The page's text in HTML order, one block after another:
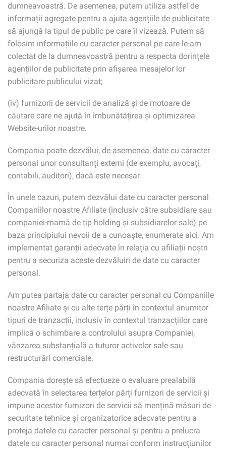
dumneavoastră. De asemenea, putem utiliza astfel de
informații agregate pentru a ajuta agențiile de publicitate
să ajungă la tipul de public pe care îl vizează. Putem să
folosim informațiile cu caracter personal pe care le-am
colectat de la dumneavoastră pentru a respecta dorințele
agențiilor de publicitate prin afișarea mesajelor lor
publicitare publicului vizat;
(iv) furnizorii de servicii de analiză și de motoare de
căutare care ne ajută în îmbunătățirea și optimizarea
Website-urilor noastre.
Compania poate dezvălui, de asemenea, date cu caracter
personal unor consultanți externi (de exemplu, avocați,
contabili, auditori), dacă este necesar.
În unele cazuri, putem dezvălui date cu caracter personal
Companiilor noastre Afiliate (inclusiv către subsidiare sau
companiei-mamă de tip holding și subsidiarelor sale) pe
baza principiului nevoii de a cunoaște, enumerate aici. Am
implementat garanții adecvate în relația cu afiliații noștri
pentru a securiza aceste dezvăluiri de date cu caracter
personal.
Am putea partaja date cu caracter personal cu Companiile
noastre Afiliate și cu alte terțe părți în contextul anumitor
tipuri de tranzacții, inclusiv în contextul tranzacțiilor care
implică o schimbare a controlului asupra Companiei,
vânzarea substanțială a tuturor activelor sale sau
restructurări comerciale.
Compania dorește să efectueze o evaluare prealabilă
adecvată în selectarea terțelor părți furnizori de servicii și
impune acestor furnizori de servicii să mențină măsuri de
securitate tehnice și organizatorice adecvate pentru a
proteja datele cu caracter personal și pentru a prelucra
datele cu caracter personal numai conform instrucțiunilor